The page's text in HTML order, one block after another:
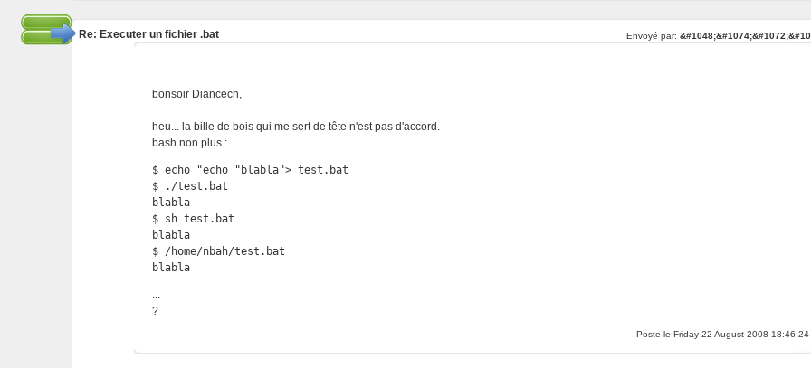
Re: Executer un fichier .bat Envoyé par:
bonsoir Diancech,
heu... la bille de bois qui me sert de tête n'est pas d'accord.
bash non plus :
$ echo "echo "blabla"> test.bat
$ ./test.bat
blabla
$ sh test.bat
blabla
$ /home/nbah/test.bat
blabla
...
?
Poste le Friday 22 August 2008 18:46:24